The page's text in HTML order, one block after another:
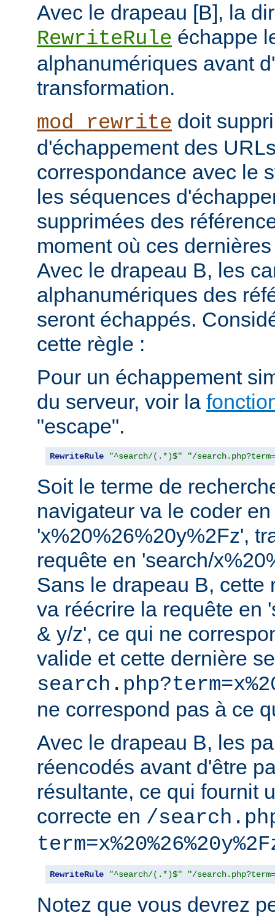
Avec le drapeau [B], la
RewriteRule échappe
alphanumériques avant
transformation.
mod_rewrite doit
d'échappement des
correspondance avec le
les séquences
supprimées des
moment où ces
Avec le drapeau B, les
alphanumériques des
seront échappés.
cette règle :
Pour un échappement
du serveur, voir la
"escape".
RewriteRule "^search/(.*)$" "/
Soit le terme de
navigateur va le coder en
'x%20%26%20y%2Fz',
requête en 'search/
Sans le drapeau B, cette
va réécrire la requête en
& y/z', ce qui ne
valide et cette dernière
ne correspond pas à ce
Avec le drapeau B, les
réencodés avant d'être
résultante, ce qui fournit
correcte en /
RewriteRule "^search/(.*)$" "/
Notez que vous devrez